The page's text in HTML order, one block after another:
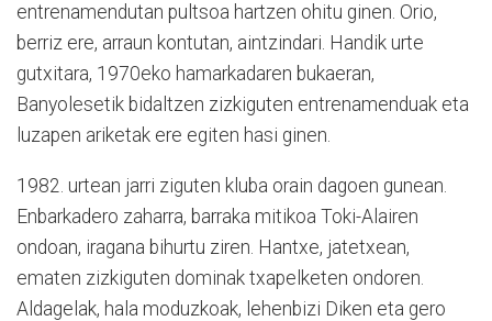
entrenamendutan pultsoa hartzen ohitu ginen. Orio,
berriz ere, arraun kontutan, aintzindari. Handik urte
gutxitara, 1970eko hamarkadaren bukaeran,
Banyolesetik bidaltzen zizkiguten entrenamenduak eta
luzapen ariketak ere egiten hasi ginen.
1982. urtean jarri ziguten kluba orain dagoen gunean.
Enbarkadero zaharra, barraka mitikoa Toki-Alairen
ondoan, iragana bihurtu ziren. Hantxe, jatetxean,
ematen zizkiguten dominak txapelketen ondoren.
Aldagelak, hala moduzkoak, lehenbizi Diken eta gero